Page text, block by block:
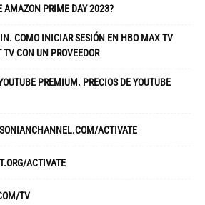
AMAZON PRIME DAY 2023?
COMO INICIAR SESIÓN EN HBO MAX TV
TV CON UN PROVEEDOR
PREMIUM. PRECIOS DE YOUTUBE
ACTIVATE
ACTIVATE
TV